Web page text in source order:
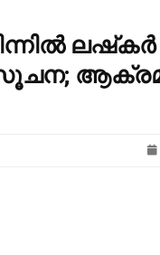
ലഷ്‌കര്‍